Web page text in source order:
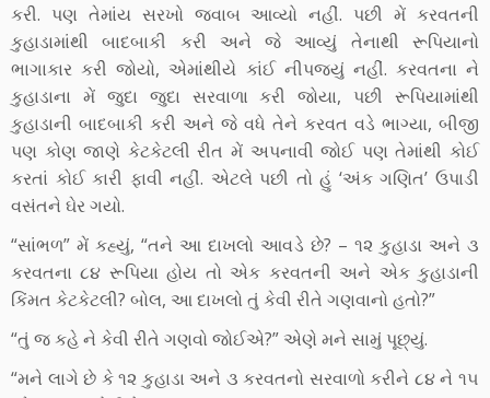
કરી. પણ તેમાંય સરખો જવાબ આવ્યો નહીં. પછી મેં કરવતની
કુહાડામાંથી બાદબાકી કરી અને જે આવ્યું તેનાથી રૂપિયાનો
ભાગાકાર કરી જોયો, એમાંથીયે કાંઈ નીપજ્યું નહીં. કરવતના ને
કુહાડાના મેં જુદા જુદા સરવાળા કરી જોયા, પછી રૂપિયામાંથી
કુહાડાની બાદબાકી કરી અને જે વધે તેને કરવત વડે ભાગ્યા, બીજી
પણ કોણ જાણે કેટકેટલી રીત મેં અપનાવી જોઈ પણ તેમાંથી કોઈ
કરતાં કોઈ કારી ફાવી નહીં. એટલે પછી તો હું ‘અંક ગણિત’ ઉપાડી
વસંતને ઘેર ગયો.
“સાંભળ” મેં કહ્યું, “તને આ દાખલો આવડે છે? – ૧૨ કુહાડા અને ૩
કરવતના ૮૪ રૂપિયા હોય તો એક કરવતની અને એક કુહાડાની
કિંમત કેટકેટલી? બોલ, આ દાખલો તું કેવી રીતે ગણવાનો હતો?”
“તું જ કહે ને કેવી રીતે ગણવો જોઈએ?” એણે મને સામું પૂછ્યું.
“મને લાગે છે કે ૧૨ કુહાડા અને ૩ કરવતનો સરવાળો કરીને ૮૪ ને ૧૫